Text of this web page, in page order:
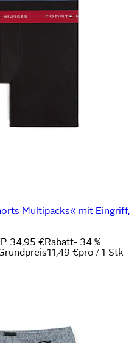
Multipacks« mit Eingriff,
34,95 €Rabatt- 34 %
11,49 €pro / 1 Stk